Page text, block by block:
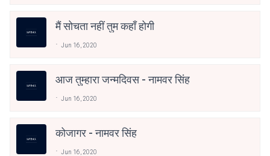
मैं सोचता नहीं तुम कहाँ होगी
Jun 16, 2020
आज तुम्हारा जन्मदिवस - नामवर सिंह
Jun 16, 2020
कोजागर - नामवर सिंह
Jun 16, 2020